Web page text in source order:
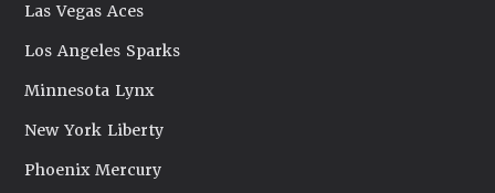
Las Vegas Aces
Los Angeles Sparks
Minnesota Lynx
New York Liberty
Phoenix Mercury